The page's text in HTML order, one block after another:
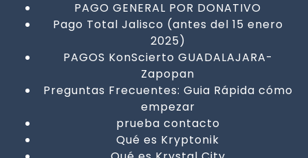
PAGO GENERAL POR DONATIVO
Pago Total Jalisco (antes del 15 enero
2025)
PAGOS KonScierto GUADALAJARA-
Zapopan
Preguntas Frecuentes: Guia Rápida cómo
empezar
prueba contacto
Qué es Kryptonik